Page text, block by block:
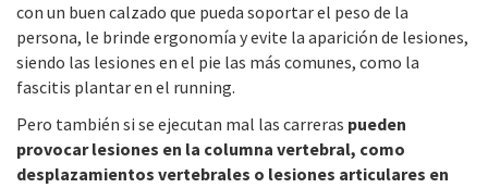
con un buen calzado que pueda soportar el peso de la
persona, le brinde ergonomía y evite la aparición de lesiones,
siendo las lesiones en el pie las más comunes, como la
fascitis plantar en el running.
Pero también si se ejecutan mal las carreras pueden
provocar lesiones en la columna vertebral, como
desplazamientos vertebrales o lesiones articulares en